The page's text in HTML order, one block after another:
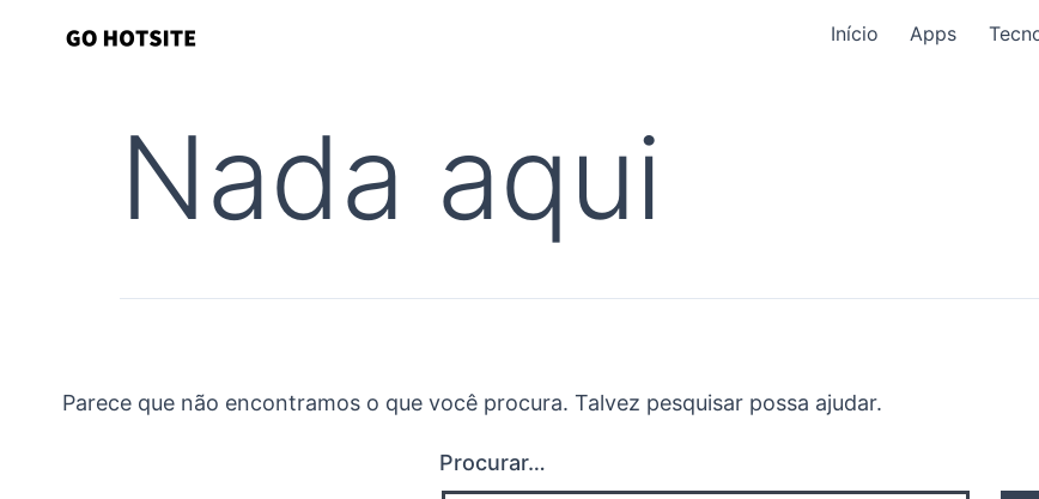
Início Apps
Nada aqui
Parece que não encontramos o que você procura. Talvez pesquisar possa ajudar.
Procurar…